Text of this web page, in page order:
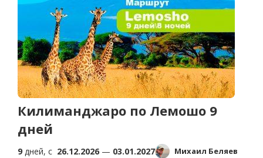
Килиманджаро по Лемошо 9
дней
9 дней, c 26.12.2026 — 03.01.2027 Михаил Беляев